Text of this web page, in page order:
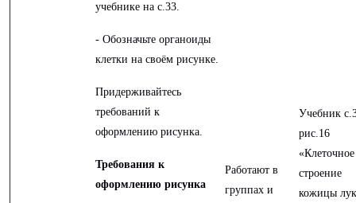
учебнике на с.33.
- Обозначьте органоиды
клетки на своём рисунке.
Придерживайтесь
требований к
оформлению рисунка.
Требования к
оформлению рисунка
Работают в
группах и
Учебник
рис.16
«Клеточное
строение
кожицы